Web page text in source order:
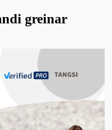
greinar